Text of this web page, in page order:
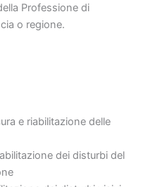
Professione di
o regione.
e riabilitazione delle
dei disturbi del